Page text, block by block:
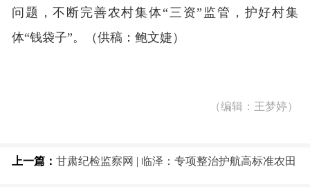
问题，不断完善农村集体“三资”监管，护好村集
体“钱袋子”。
（供稿：鲍文婕）
（编辑：王梦婷）
上一篇： 甘肃纪检监察网 | 临泽：专项整治护航高标准农田